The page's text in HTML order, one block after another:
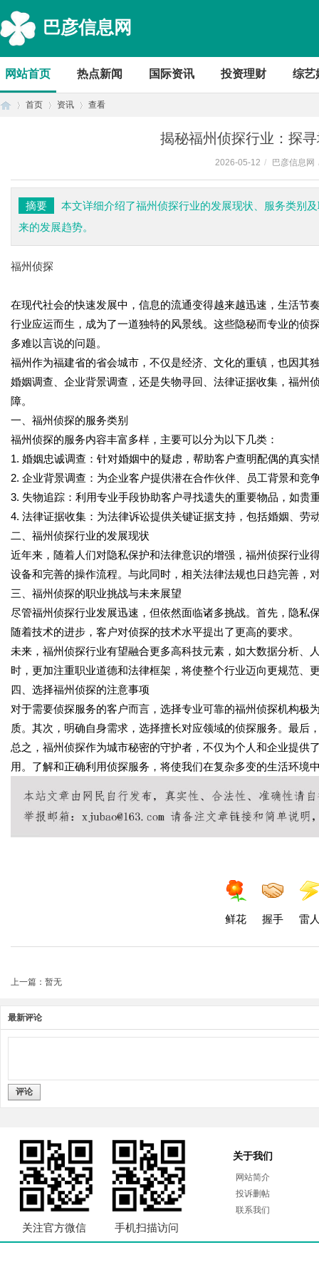
巴彦信息网
网站首页 热点新闻 国际资讯 投资理财 综艺
首页 资讯 查看
揭秘福州侦探行业：探
2026-05-12 / 巴彦信息网
摘要
本文详细介绍了福州侦探行业的发展现状、服务类别
来的发展趋势。
福州侦探
在现代社会的快速发展中，信息的流通变得越来越迅速，生活节
行业应运而生，成为了一道独特的风景线。这些隐秘而专业的侦
多难以言说的问题。
福州作为福建省的省会城市，不仅是经济、文化的重镇，也因其
婚姻调查、企业背景调查，还是失物寻回、法律证据收集，福州
障。
一、福州侦探的服务类别
福州侦探的服务内容丰富多样，主要可以分为以下几类：
1. 婚姻忠诚调查：针对婚姻中的疑虑，帮助客户查明配偶的真实
2. 企业背景调查：为企业客户提供潜在合作伙伴、员工背景和竞
3. 失物追踪：利用专业手段协助客户寻找遗失的重要物品，如贵
4. 法律证据收集：为法律诉讼提供关键证据支持，包括婚姻、劳
二、福州侦探行业的发展现状
近年来，随着人们对隐私保护和法律意识的增强，福州侦探行业
设备和完善的操作流程。与此同时，相关法律法规也日趋完善，
三、福州侦探的职业挑战与未来展望
尽管福州侦探行业发展迅速，但依然面临诸多挑战。首先，隐私
随着技术的进步，客户对侦探的技术水平提出了更高的要求。
未来，福州侦探行业有望融合更多高科技元素，如大数据分析、
时，更加注重职业道德和法律框架，将使整个行业迈向更规范、
四、选择福州侦探的注意事项
对于需要侦探服务的客户而言，选择专业可靠的福州侦探机构
质。其次，明确自身需求，选择擅长对应领域的侦探服务。最后
总之，福州侦探作为城市秘密的守护者，不仅为个人和企业提
用。了解和正确利用侦探服务，将使我们在复杂多变的生活环境
鲜花 握手 雷
上一篇：暂无
最新评论
评论
关注官方微信 手机扫描访问
关于我们
网站简介
投诉删帖
联系我们